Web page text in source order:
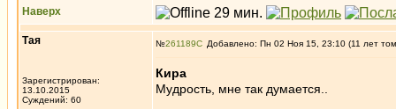
Наверх
Тая
Зарегистрирован:
13.10.2015
Суждений: 60
№261189 Добавлено: Пн 02 Ноя 15, 23:10 (11 лет
Кира
Мудрость, мне так думается..